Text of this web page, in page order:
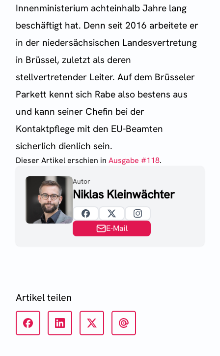
Innenministerium achteinhalb Jahre lang
beschäftigt hat. Denn seit 2016 arbeitete er
in der niedersächsischen Landesvertretung
in Brüssel, zuletzt als deren
stellvertretender Leiter. Auf dem Brüsseler
Parkett kennt sich Rabe also bestens aus
und kann seiner Chefin bei der
Kontaktpflege mit den EU-Beamten
sicherlich dienlich sein.
Dieser Artikel erschien in Ausgabe #118.
Autor
Niklas Kleinwächter
E-Mail
Artikel teilen